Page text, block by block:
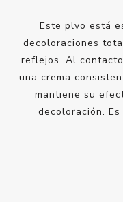
Este plvo está
decoloraciones
reflejos. Al
una crema
mantiene su
decoloración.